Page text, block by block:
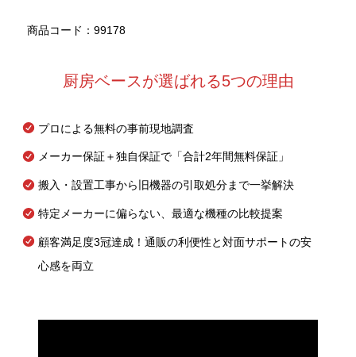
商品コード：99178
厨房ベースが選ばれる5つの理由
プロによる無料の事前現地調査
メーカー保証＋独自保証で「合計2年間無料保証」
搬入・設置工事から旧機器の引取処分まで一挙解決
特定メーカーに偏らない、最適な機種の比較提案
顧客満足度3冠達成！通販の利便性と対面サポートの安
心感を両立